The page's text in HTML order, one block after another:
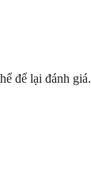
để lại đánh giá.